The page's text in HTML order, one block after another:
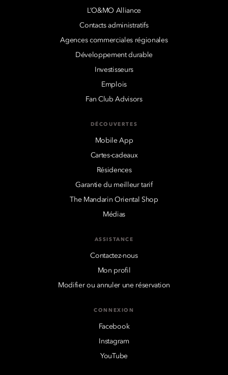
L’O&MO Alliance
Contacts administratifs
Agences commerciales régionales
Développement durable
Investisseurs
Emplois
Fan Club Advisors
DÉCOUVERTES
Mobile App
Cartes-cadeaux
Résidences
Garantie du meilleur tarif
The Mandarin Oriental Shop
Médias
ASSISTANCE
Contactez-nous
Mon profil
Modifier ou annuler une réservation
CONNEXION
Facebook
Instagram
YouTube